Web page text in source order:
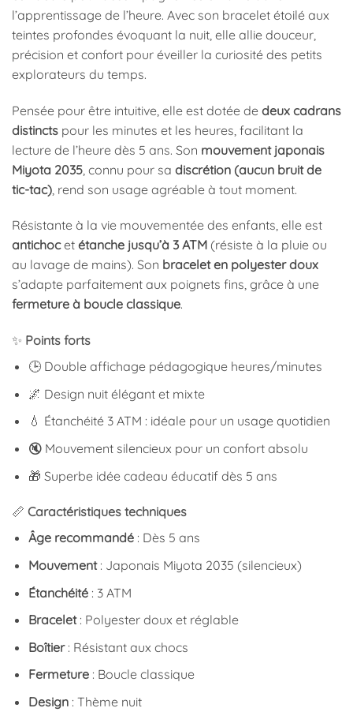
l’apprentissage de l’heure. Avec son bracelet étoilé aux
teintes profondes évoquant la nuit, elle allie douceur,
précision et confort pour éveiller la curiosité des petits
explorateurs du temps.
Pensée pour être intuitive, elle est dotée de deux cadrans
distincts pour les minutes et les heures, facilitant la
lecture de l’heure dès 5 ans. Son mouvement japonais
Miyota 2035 , connu pour sa discrétion (aucun bruit de
tic-tac) , rend son usage agréable à tout moment.
Résistante à la vie mouvementée des enfants, elle est
antichocet étanche jusqu’à 3 ATM (résiste à la pluie ou
au lavage de mains). Son bracelet en polyester doux
s’adapte parfaitement aux poignets fins, grâce à une
fermeture à boucle classique.
✨ Points forts
🕒 Double affichage pédagogique heures/minutes
🌌 Design nuit élégant et mixte
💧 Étanchéité 3 ATM : idéale pour un usage quotidien
🔇 Mouvement silencieux pour un confort absolu
🎁 Superbe idée cadeau éducatif dès 5 ans
📏 Caractéristiques techniques
Âge recommandé: Dès 5 ans
Mouvement: Japonais Miyota 2035 (silencieux)
Étanchéité: 3 ATM
Bracelet: Polyester doux et réglable
Boîtier: Résistant aux chocs
Fermeture: Boucle classique
Design: Thème nuit